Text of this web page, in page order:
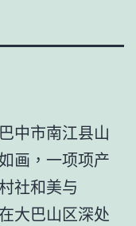
中市南江县山
画，一项项产
社和美与
大巴山区深处